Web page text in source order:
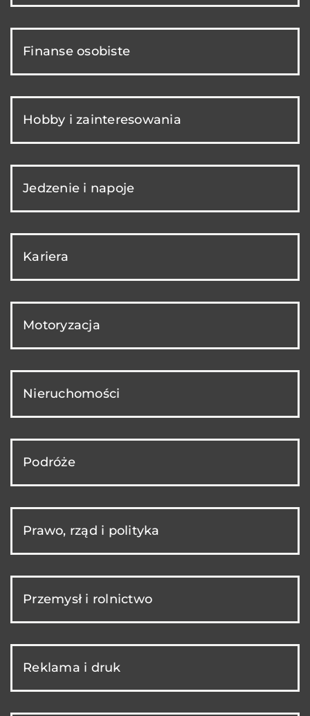
Finanse osobiste
Hobby i zainteresowania
Jedzenie i napoje
Kariera
Motoryzacja
Nieruchomości
Podróże
Prawo, rząd i polityka
Przemysł i rolnictwo
Reklama i druk